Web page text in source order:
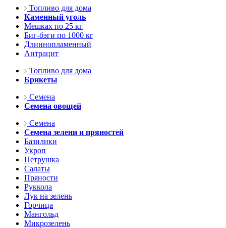
Топливо для дома
Каменный уголь
Мешках по 25 кг
Биг-бэги по 1000 кг
Длиннопламенный
Антрацит
Топливо для дома
Брикеты
Семена
Семена овощей
Семена
Семена зелени и пряностей
Базилики
Укроп
Петрушка
Салаты
Пряности
Руккола
Лук на зелень
Горчица
Мангольд
Микрозелень